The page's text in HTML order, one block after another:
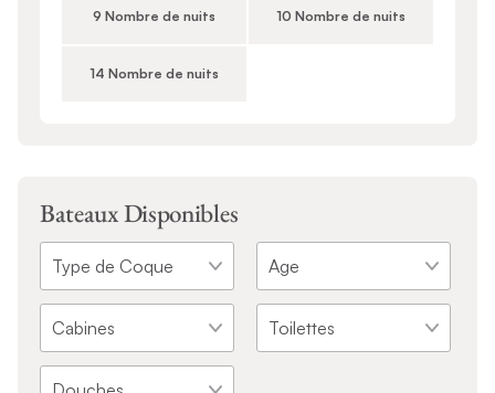
9 Nombre de nuits 10 Nombre de nuits
14 Nombre de nuits
Bateaux Disponibles